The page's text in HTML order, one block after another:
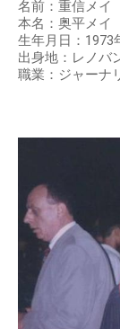
名前：重信メイ
本名：奥平メイ
生年月日：1973
出身地：レノバ
職業：ジャーナ